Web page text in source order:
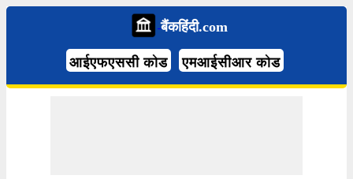
बैंकहिंदी.com
आईएफएससी कोड एमआईसीआर कोड